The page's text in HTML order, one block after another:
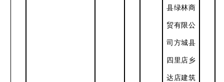
县绿林商
贸有限公
司方城县
四里店乡
达店建筑